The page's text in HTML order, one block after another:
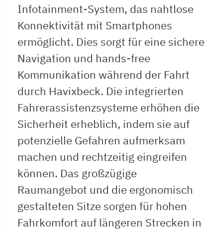
Infotainment-System, das nahtlose
Konnektivität mit Smartphones
ermöglicht. Dies sorgt für eine sichere
Navigation und hands-free
Kommunikation während der Fahrt
durch Havixbeck. Die integrierten
Fahrerassistenzsysteme erhöhen die
Sicherheit erheblich, indem sie auf
potenzielle Gefahren aufmerksam
machen und rechtzeitig eingreifen
können. Das großzügige
Raumangebot und die ergonomisch
gestalteten Sitze sorgen für hohen
Fahrkomfort auf längeren Strecken in